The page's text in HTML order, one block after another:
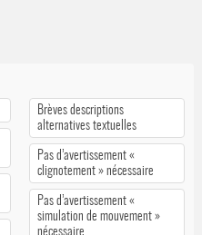
Brèves descriptions
alternatives textuelles
Pas d’avertissement «
clignotement » nécessaire
Pas d’avertissement «
simulation de mouvement »
nécessaire